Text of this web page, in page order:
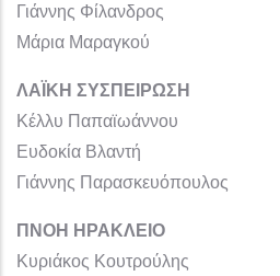
Γιάννης Φίλανδρος
Μάρια Μαραγκού
ΛΑΪΚΗ ΣΥΣΠΕΙΡΩΣΗ
Κέλλυ Παπαϊωάννου
Ευδοκία Βλαντή
Γιάννης Παρασκευόπουλος
ΠΝΟΗ ΗΡΑΚΛΕΙΟ
Κυριάκος Κουτρούλης